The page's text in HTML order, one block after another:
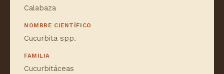
Calabaza
NOMBRE CIENTÍFICO
Cucurbita spp.
FAMILIA
Cucurbitáceas